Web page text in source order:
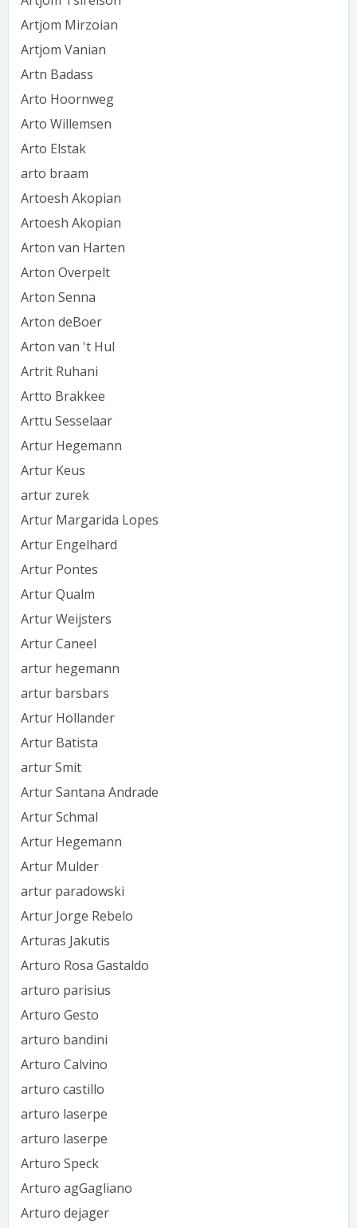
Artjom Mirzoian
Artjom Vanian
Artn Badass
Arto Hoornweg
Arto Willemsen
Arto Elstak
arto braam
Artoesh Akopian
Artoesh Akopian
Arton van Harten
Arton Overpelt
Arton Senna
Arton deBoer
Arton van 't Hul
Artrit Ruhani
Artto Brakkee
Arttu Sesselaar
Artur Hegemann
Artur Keus
artur zurek
Artur Margarida Lopes
Artur Engelhard
Artur Pontes
Artur Qualm
Artur Weijsters
Artur Caneel
artur hegemann
artur barsbars
Artur Hollander
Artur Batista
artur Smit
Artur Santana Andrade
Artur Schmal
Artur Hegemann
Artur Mulder
artur paradowski
Artur Jorge Rebelo
Arturas Jakutis
Arturo Rosa Gastaldo
arturo parisius
Arturo Gesto
arturo bandini
Arturo Calvino
arturo castillo
arturo laserpe
arturo laserpe
Arturo Speck
Arturo agGagliano
Arturo dejager